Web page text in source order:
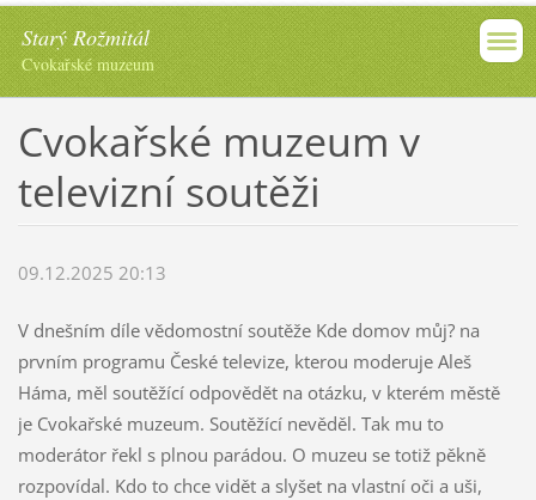
Starý Rožmitál
Cvokařské muzeum
Cvokařské muzeum v
televizní soutěži
09.12.2025 20:13
V dnešním díle vědomostní soutěže Kde domov můj? na
prvním programu České televize, kterou moderuje Aleš
Háma, měl soutěžící odpovědět na otázku, v kterém městě
je Cvokařské muzeum. Soutěžící nevěděl. Tak mu to
moderátor řekl s plnou parádou. O muzeu se totiž pěkně
rozpovídal. Kdo to chce vidět a slyšet na vlastní oči a uši,